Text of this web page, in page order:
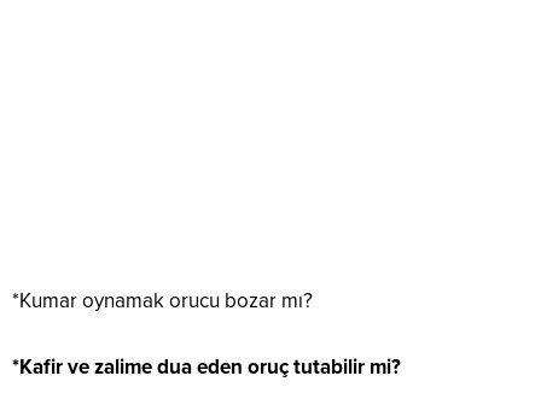
*Kumar oynamak orucu bozar mı?
*Kafir ve zalime dua eden oruç tutabilir mi?